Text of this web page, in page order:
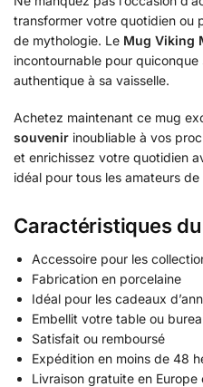
transformer votre quotidien ou
de mythologie. Le Mug Viking
incontournable pour
authentique à sa vaisselle.
Achetez maintenant ce mug
souvenir inoubliable à vos
et enrichissez votre quotidien
idéal pour tous les amateurs
Caractéristiques
Accessoire pour les
Fabrication en porcelaine
Idéal pour les cadeaux
Embellit votre table ou
Satisfait ou remboursé
Expédition en moins de 48
Livraison gratuite en Europe